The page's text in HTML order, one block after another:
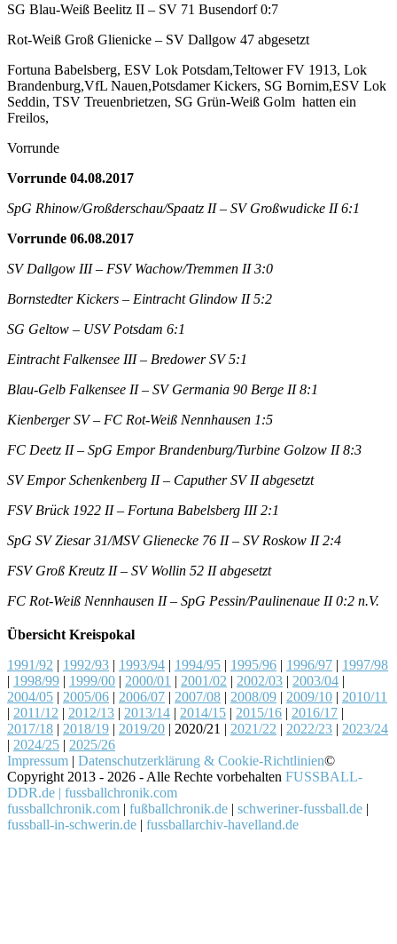
SG Blau-Weiß Beelitz II – SV 71 Busendorf 0:7
Rot-Weiß Groß Glienicke – SV Dallgow 47 abgesetzt
Fortuna Babelsberg, ESV Lok Potsdam,Teltower FV 1913, Lok
Brandenburg,VfL Nauen,Potsdamer Kickers, SG Bornim,ESV Lok
Seddin, TSV Treuenbrietzen, SG Grün-Weiß Golm hatten ein
Freilos,
Vorrunde
Vorrunde 04.08.2017
SpG Rhinow/Großderschau/Spaatz II – SV Großwudicke II 6:1
Vorrunde 06.08.2017
SV Dallgow III – FSV Wachow/Tremmen II 3:0
Bornstedter Kickers – Eintracht Glindow II 5:2
SG Geltow – USV Potsdam 6:1
Eintracht Falkensee III – Bredower SV 5:1
Blau-Gelb Falkensee II – SV Germania 90 Berge II 8:1
Kienberger SV – FC Rot-Weiß Nennhausen 1:5
FC Deetz II – SpG Empor Brandenburg/Turbine Golzow II 8:3
SV Empor Schenkenberg II – Caputher SV II abgesetzt
FSV Brück 1922 II – Fortuna Babelsberg III 2:1
SpG SV Ziesar 31/MSV Glienecke 76 II – SV Roskow II 2:4
FSV Groß Kreutz II – SV Wollin 52 II abgesetzt
FC Rot-Weiß Nennhausen II – SpG Pessin/Paulinenaue II 0:2 n.V.
Übersicht Kreispokal
1991/92 | 1992/93 | 1993/94 | 1994/95 | 1995/96 | 1996/97 | 1997/98
| 1998/99 | 1999/00 | 2000/01 | 2001/02 | 2002/03 | 2003/04 |
2004/05 | 2005/06 | 2006/07 | 2007/08 | 2008/09 | 2009/10 | 2010/11
| 2011/12 | 2012/13 | 2013/14 | 2014/15 | 2015/16 | 2016/17 |
2017/18 | 2018/19 | 2019/20 | 2020/21 | 2021/22 | 2022/23 | 2023/24
| 2024/25 | 2025/26
Impressum | Datenschutzerklärung & Cookie-Richtlinien©
Copyright 2013 - 2026 - Alle Rechte vorbehalten FUSSBALL-
DDR.de | fussballchronik.com
fussballchronik.com | fußballchronik.de | schweriner-fussball.de |
fussball-in-schwerin.de | fussballarchiv-havelland.de